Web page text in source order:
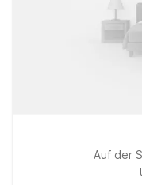
Auf der